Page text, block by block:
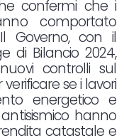
confermi che i
comportato
Governo, con il
di Bilancio 2024,
controlli sul
se i lavori
energetico e
hanno
catastale e